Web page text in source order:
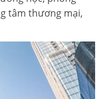
tâm thương mại,